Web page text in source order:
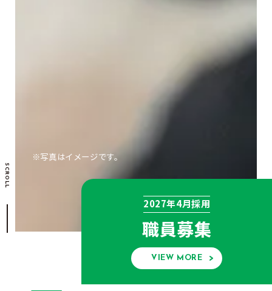
※写真はイメージです。
2027年4月採用
職員募集
VIEW MORE
SCROLL